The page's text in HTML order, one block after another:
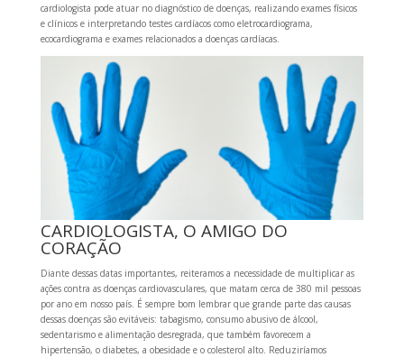
cardiologista pode atuar no diagnóstico de doenças, realizando exames físicos
e clínicos e interpretando testes cardíacos como eletrocardiograma,
ecocardiograma e exames relacionados a doenças cardíacas.
CARDIOLOGISTA, O AMIGO DO
CORAÇÃO
Diante dessas datas importantes, reiteramos a necessidade de multiplicar as
ações contra as doenças cardiovasculares, que matam cerca de 380 mil pessoas
por ano em nosso país. É sempre bom lembrar que grande parte das causas
dessas doenças são evitáveis: tabagismo, consumo abusivo de álcool,
sedentarismo e alimentação desregrada, que também favorecem a
hipertensão, o diabetes, a obesidade e o colesterol alto. Reduziríamos